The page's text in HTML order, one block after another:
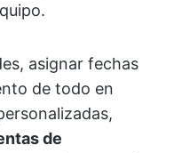
asignar fechas
de todo en
de